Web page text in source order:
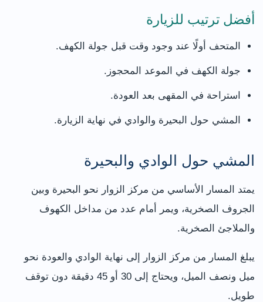
أفضل ترتيب للزيارة
المتحف أولًا عند وجود وقت قبل جولة الكهف.
جولة الكهف في الموعد المحجوز.
استراحة في المقهى بعد العودة.
المشي حول البحيرة والوادي في نهاية الزيارة.
المشي حول الوادي والبحيرة
يمتد المسار الأساسي من مركز الزوار نحو البحيرة وبين
الجروف الصخرية، ويمر أمام عدد من مداخل الكهوف
والملاجئ الصخرية.
يبلغ المسار من مركز الزوار إلى نهاية الوادي والعودة نحو
ميل ونصف الميل، ويحتاج إلى 30 أو 45 دقيقة دون توقف
طويل.